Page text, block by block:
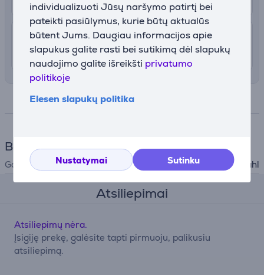
individualizuoti Jūsų naršymo patirtį bei
pateikti pasiūlymus, kurie būtų aktualūs
būtent Jums. Daugiau informacijos apie
slapukus galite rasti bei sutikimą dėl slapukų
naudojimo galite išreikšti privatumo
politikoje
Elesen slapukų politika
Nustatymai Sutinku
Pristatymas į namus
Rugpjūčio 12 - 14
Specifikacija
Bendri parametrai
Gamintojas Wahl
Atsiliepimai
Atsiliepimų nėra.
Įsigiję prekę, galėsite tapti pirmuoju, palikusiu
atsiliepimą.